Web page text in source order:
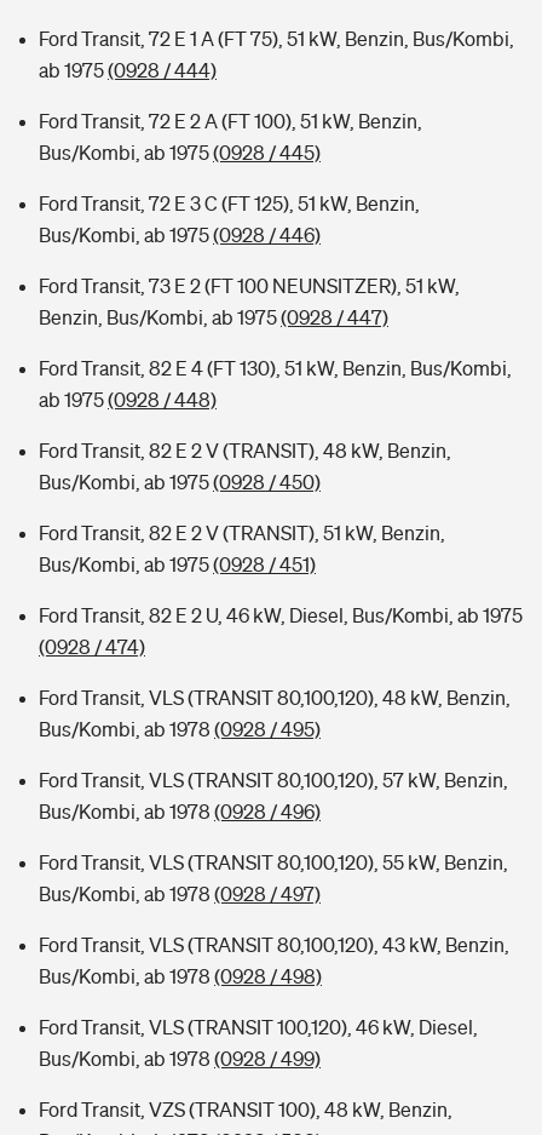
Ford Transit, 72 E 1 A (FT 75), 51 kW, Benzin, Bus/Kombi,
ab 1975(0928 / 444)
Ford Transit, 72 E 2 A (FT 100), 51 kW, Benzin,
Bus/Kombi, ab 1975(0928 / 445)
Ford Transit, 72 E 3 C (FT 125), 51 kW, Benzin,
Bus/Kombi, ab 1975(0928 / 446)
Ford Transit, 73 E 2 (FT 100 NEUNSITZER), 51 kW,
Benzin, Bus/Kombi, ab 1975(0928 / 447)
Ford Transit, 82 E 4 (FT 130), 51 kW, Benzin, Bus/Kombi,
ab 1975(0928 / 448)
Ford Transit, 82 E 2 V (TRANSIT), 48 kW, Benzin,
Bus/Kombi, ab 1975(0928 / 450)
Ford Transit, 82 E 2 V (TRANSIT), 51 kW, Benzin,
Bus/Kombi, ab 1975(0928 / 451)
Ford Transit, 82 E 2 U, 46 kW, Diesel, Bus/Kombi, ab 1975
(0928 / 474)
Ford Transit, VLS (TRANSIT 80,100,120), 48 kW, Benzin,
Bus/Kombi, ab 1978 (0928 / 495)
Ford Transit, VLS (TRANSIT 80,100,120), 57 kW, Benzin,
Bus/Kombi, ab 1978 (0928 / 496)
Ford Transit, VLS (TRANSIT 80,100,120), 55 kW, Benzin,
Bus/Kombi, ab 1978 (0928 / 497)
Ford Transit, VLS (TRANSIT 80,100,120), 43 kW, Benzin,
Bus/Kombi, ab 1978 (0928 / 498)
Ford Transit, VLS (TRANSIT 100,120), 46 kW, Diesel,
Bus/Kombi, ab 1978 (0928 / 499)
Ford Transit, VZS (TRANSIT 100), 48 kW, Benzin,